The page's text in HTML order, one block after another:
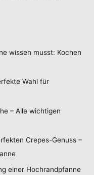
wissen musst: Kochen
Wahl für
– Alle wichtigen
Crepes-Genuss –
einer Hochrandpfanne